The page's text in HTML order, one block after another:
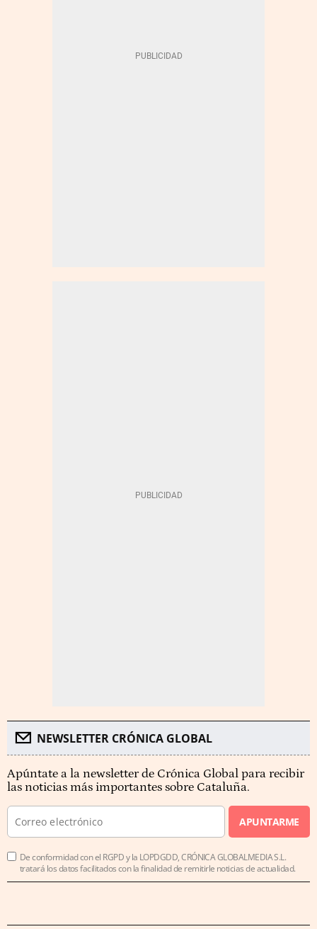
NEWSLETTER CRÓNICA GLOBAL
Apúntate a la newsletter de Crónica Global para recibir
las noticias más importantes sobre Cataluña.
APUNTARME
De conformidad con el RGPD y la LOPDGDD, CRÓNICA GLOBALMEDIA S.L.
tratará los datos facilitados con la finalidad de remitirle noticias de actualidad.